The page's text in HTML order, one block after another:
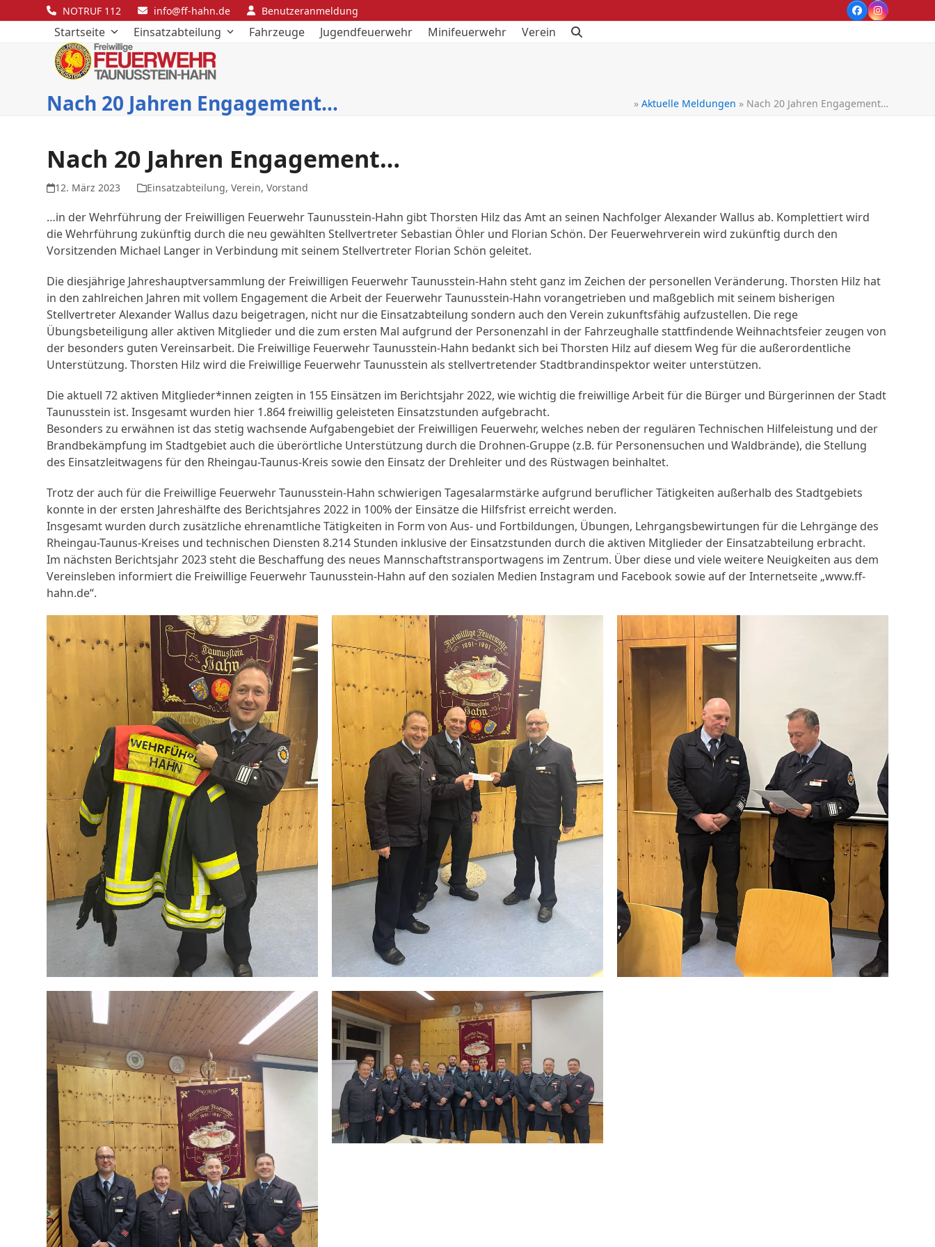
to
NOTRUF 112 info@ff-hahn.de Benutzeranmeldung FacebookInstagram
Startseite Einsatzabteilung Fahrzeuge Jugendfeuerwehr Minifeuerwehr Verein
Nach 20 Jahren Engagement… » Aktuelle Meldungen » Nach 20 Jahren Engagement…
Nach 20 Jahren Engagement…
12. März 2023 Einsatzabteilung,Verein,Vorstand
…in der Wehrführung der Freiwilligen Feuerwehr Taunusstein-Hahn gibt Thorsten Hilz das Amt an seinen Nachfolger Alexander Wallus ab. Komplettiert wird
die Wehrführung zukünftig durch die neu gewählten Stellvertreter Sebastian Öhler und Florian Schön. Der Feuerwehrverein wird zukünftig durch den
Vorsitzenden Michael Langer in Verbindung mit seinem Stellvertreter Florian Schön geleitet.
Die diesjährige Jahreshauptversammlung der Freiwilligen Feuerwehr Taunusstein-Hahn steht ganz im Zeichen der personellen Veränderung. Thorsten Hilz hat
in den zahlreichen Jahren mit vollem Engagement die Arbeit der Feuerwehr Taunusstein-Hahn vorangetrieben und maßgeblich mit seinem bisherigen
Stellvertreter Alexander Wallus dazu beigetragen, nicht nur die Einsatzabteilung sondern auch den Verein zukunftsfähig aufzustellen. Die rege
Übungsbeteiligung aller aktiven Mitglieder und die zum ersten Mal aufgrund der Personenzahl in der Fahrzeughalle stattfindende Weihnachtsfeier zeugen von
der besonders guten Vereinsarbeit. Die Freiwillige Feuerwehr Taunusstein-Hahn bedankt sich bei Thorsten Hilz auf diesem Weg für die außerordentliche
Unterstützung. Thorsten Hilz wird die Freiwillige Feuerwehr Taunusstein als stellvertretender Stadtbrandinspektor weiter unterstützen.
Die aktuell 72 aktiven Mitglieder*innen zeigten in 155 Einsätzen im Berichtsjahr 2022, wie wichtig die freiwillige Arbeit für die Bürger und Bürgerinnen der Stadt
Taunusstein ist. Insgesamt wurden hier 1.864 freiwillig geleisteten Einsatzstunden aufgebracht.
Besonders zu erwähnen ist das stetig wachsende Aufgabengebiet der Freiwilligen Feuerwehr, welches neben der regulären Technischen Hilfeleistung und der
Brandbekämpfung im Stadtgebiet auch die überörtliche Unterstützung durch die Drohnen-Gruppe (z.B. für Personensuchen und Waldbrände), die Stellung
des Einsatzleitwagens für den Rheingau-Taunus-Kreis sowie den Einsatz der Drehleiter und des Rüstwagen beinhaltet.
Trotz der auch für die Freiwillige Feuerwehr Taunusstein-Hahn schwierigen Tagesalarmstärke aufgrund beruflicher Tätigkeiten außerhalb des Stadtgebiets
konnte in der ersten Jahreshälfte des Berichtsjahres 2022 in 100% der Einsätze die Hilfsfrist erreicht werden.
Insgesamt wurden durch zusätzliche ehrenamtliche Tätigkeiten in Form von Aus- und Fortbildungen, Übungen, Lehrgangsbewirtungen für die Lehrgänge des
Rheingau-Taunus-Kreises und technischen Diensten 8.214 Stunden inklusive der Einsatzstunden durch die aktiven Mitglieder der Einsatzabteilung erbracht.
Im nächsten Berichtsjahr 2023 steht die Beschaffung des neues Mannschaftstransportwagens im Zentrum. Über diese und viele weitere Neuigkeiten aus dem
Vereinsleben informiert die Freiwillige Feuerwehr Taunusstein-Hahn auf den sozialen Medien Instagram und Facebook sowie auf der Internetseite „www.ff-
hahn.de“.